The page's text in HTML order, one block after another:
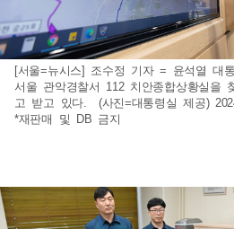
[서울=뉴시스] 조수정 기자 = 윤석열 대
서울 관악경찰서 112 치안종합상황실을
고 받고 있다. (사진=대통령실 제공)
*재판매 및 DB 금지